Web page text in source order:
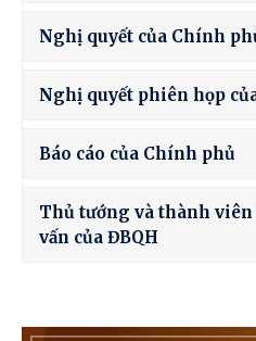
Nghị quyết của Chính
Nghị quyết phiên họp
Báo cáo của Chính phủ
Thủ tướng và thành
vấn của ĐBQH